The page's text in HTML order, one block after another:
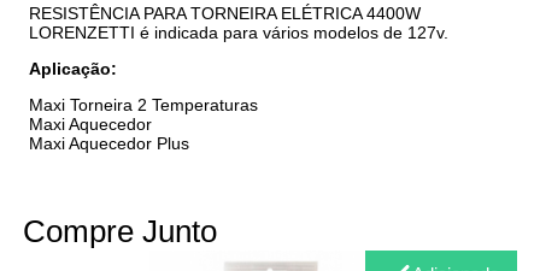
RESISTÊNCIA PARA TORNEIRA ELÉTRICA 4400W
LORENZETTI é indicada para vários modelos de 127v.
Aplicação:
Maxi Torneira 2 Temperaturas
Maxi Aquecedor
Maxi Aquecedor Plus
Compre Junto